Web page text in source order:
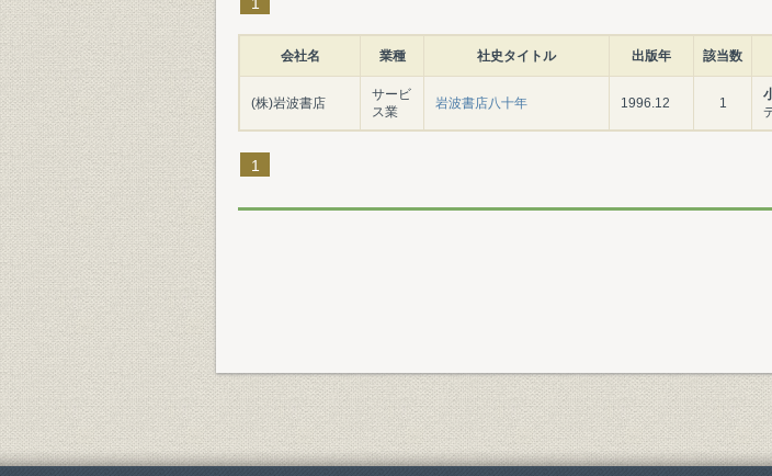
会社名 業種 社史タイトル 出版年 該当数
(株)岩波書店
サービ
ス業
岩波書店八十年 1996.12 1
1